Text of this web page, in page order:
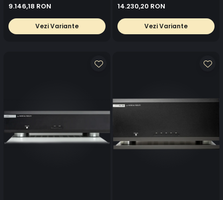
9.146,18 RON
Vezi Variante
14.230,20 RON
Vezi Variante